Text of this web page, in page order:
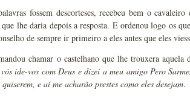
fossem descorteses, recebeu bem o
lhe daria depois a resposta. E ordenou logo os
de sempre ir primeiro a eles antes que eles
chamar o castelhano que lhe trouxera aquela
ide-vos com Deus e dizei a meu amigo Pero
e aí me acharão prestes como eles desejam.